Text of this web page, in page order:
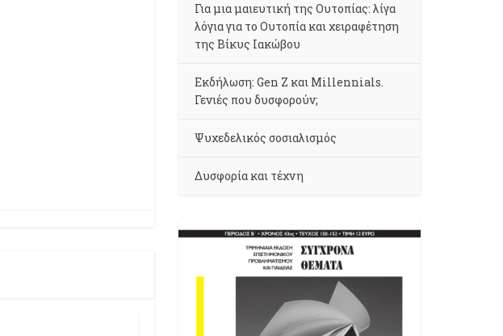
Για μια μαιευτική της Ουτοπίας: λίγα
λόγια για το Ουτοπία και χειραφέτηση
της Βίκυς Ιακώβου
Εκδήλωση: Gen Z και Millennials.
Γενιές που δυσφορούν;
Ψυχεδελικός σοσιαλισμός
Δυσφορία και τέχνη